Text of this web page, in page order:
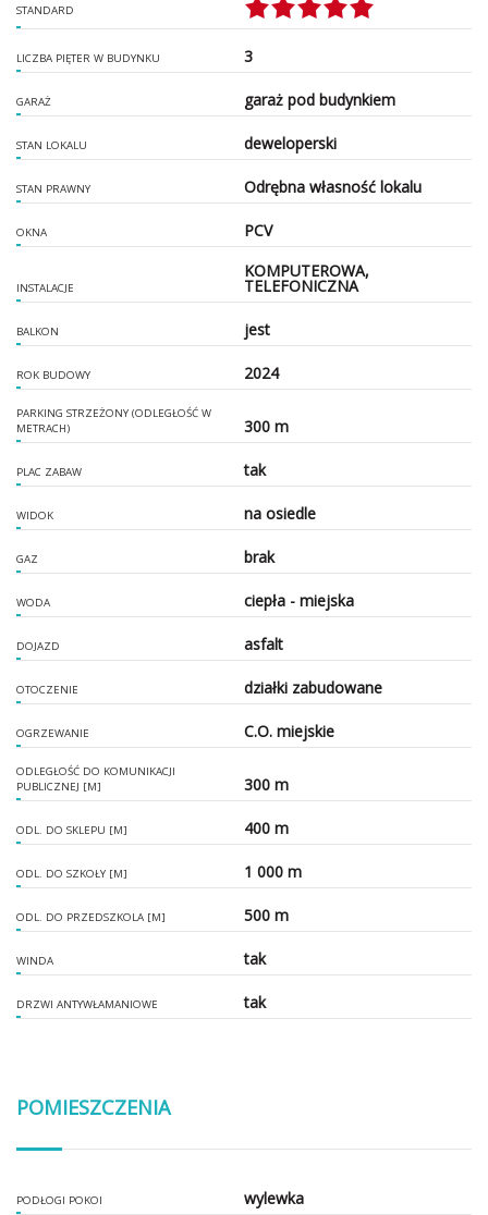
STANDARD
LICZBA PIĘTER W BUDYNKU 3
GARAŻ garaż pod budynkiem
STAN LOKALU deweloperski
STAN PRAWNY Odrębna własność lokalu
OKNA PCV
INSTALACJE
KOMPUTEROWA,
TELEFONICZNA
BALKON jest
ROK BUDOWY 2024
PARKING STRZEŻONY (ODLEGŁOŚĆ W
METRACH)
300 m
PLAC ZABAW tak
WIDOK na osiedle
GAZ brak
WODA ciepła - miejska
DOJAZD asfalt
OTOCZENIE działki zabudowane
OGRZEWANIE C.O. miejskie
ODLEGŁOŚĆ DO KOMUNIKACJI
PUBLICZNEJ [M]
300 m
ODL. DO SKLEPU [M] 400 m
ODL. DO SZKOŁY [M] 1 000 m
ODL. DO PRZEDSZKOLA [M] 500 m
WINDA tak
DRZWI ANTYWŁAMANIOWE tak
POMIESZCZENIA
PODŁOGI POKOI wylewka